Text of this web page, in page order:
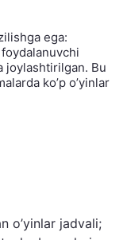
ega:
joylashtirilgan. Bu
ko’p o’yinlar
o’yinlar jadvali;